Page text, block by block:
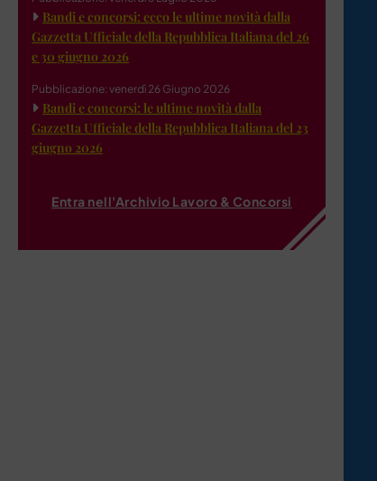
Bandi e concorsi: ecco le ultime novità dalla
Gazzetta Ufficiale della Repubblica Italiana del 26
e 30 giugno 2026
Pubblicazione: venerdì 26 Giugno 2026
Bandi e concorsi: le ultime novità dalla
Gazzetta Ufficiale della Repubblica Italiana del 23
giugno 2026
Entra nell'Archivio Lavoro & Concorsi